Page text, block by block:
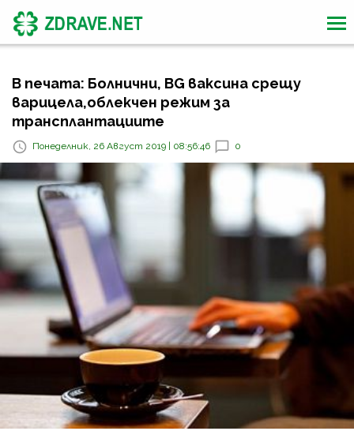
В печата: Болнични, BG ваксина срещу
варицела,облекчен режим за
трансплантациите
Понеделник, 26 Август 2019 | 08:56:46 0